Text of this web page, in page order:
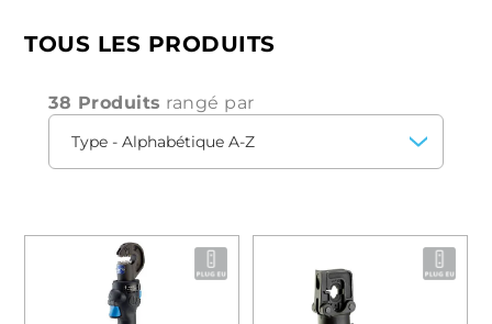
professionnels qui recherchent la
rapidité et la fiabilitédans leurs opérations de
TOUS LES PRODUITS
38 Produits rangé par